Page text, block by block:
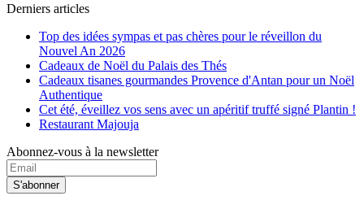
Derniers articles
Top des idées sympas et pas chères pour le réveillon du
Nouvel An 2026
Cadeaux de Noël du Palais des Thés
Cadeaux tisanes gourmandes Provence d'Antan pour un Noël
Authentique
Cet été, éveillez vos sens avec un apéritif truffé signé Plantin !
Restaurant Majouja
Abonnez-vous à la newsletter
S'abonner